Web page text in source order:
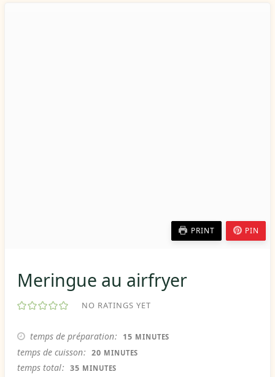
PRINT PIN
Meringue au airfryer
NO RATINGS YET
temps de préparation 15 MINUTES
MINUTES
temps de cuisson 20 MINUTES
MINUTES
temps total 35 MINUTES
MINUTES